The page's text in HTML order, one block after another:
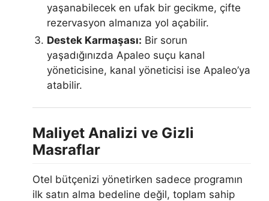
yaşanabilecek en ufak bir gecikme, çifte
rezervasyon almanıza yol açabilir.
Destek Karmaşası: Bir sorun
yaşadığınızda Apaleo suçu kanal
yöneticisine, kanal yöneticisi ise Apaleo’ya
atabilir.
Maliyet Analizi ve Gizli
Masraflar
Otel bütçenizi yönetirken sadece programın
ilk satın alma bedeline değil, toplam sahip